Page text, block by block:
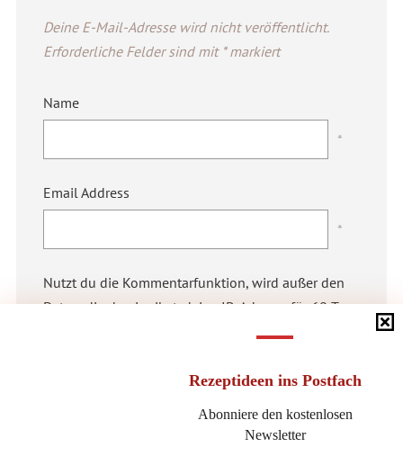
Rezeptideen ins Postfach
Abonniere den kostenlosen
Newsletter
Deine E-Mail-Adresse wird nicht veröffentlicht.
Erforderliche Felder sind mit *markiert
Name
*
Email Address
*
Nutzt du die Kommentarfunktion, wird außer den
Daten, die du eingibst, deine IP-Adresse für 60 Tage
selbstverständlich nicht veröffentlicht. Mehr
Datenspeicherung findest du in meiner